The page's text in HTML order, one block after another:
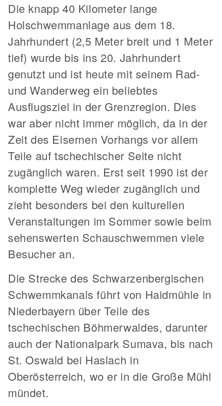
Die knapp 40 Kilometer lange
Holschwemmanlage aus dem 18.
Jahrhundert (2,5 Meter breit und 1 Meter
tief) wurde bis ins 20. Jahrhundert
genutzt und ist heute mit seinem Rad-
und Wanderweg ein beliebtes
Ausflugsziel in der Grenzregion. Dies
war aber nicht immer möglich, da in der
Zeit des Eisernen Vorhangs vor allem
Teile auf tschechischer Seite nicht
zugänglich waren. Erst seit 1990 ist der
komplette Weg wieder zugänglich und
zieht besonders bei den kulturellen
Veranstaltungen im Sommer sowie beim
sehenswerten Schauschwemmen viele
Besucher an.
Die Strecke des Schwarzenbergischen
Schwemmkanals führt von Haidmühle in
Niederbayern über Teile des
tschechischen Böhmerwaldes, darunter
auch der Nationalpark Sumava, bis nach
St. Oswald bei Haslach in
Oberösterreich, wo er in die Große Mühl
mündet.